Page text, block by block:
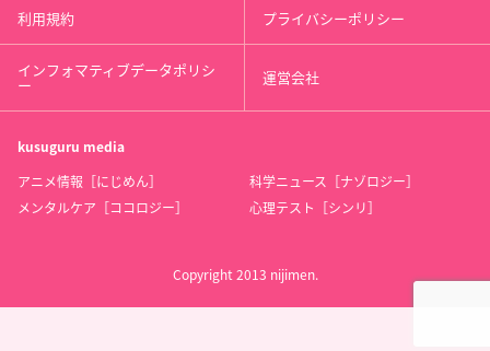
利用規約 プライバシーポリシー
インフォマティブデータポリシ
ー 運営会社
kusuguru media
アニメ情報［にじめん］
科学ニュース［ナゾロジー］
メンタルケア［ココロジー］
心理テスト［シンリ］
Copyright 2013 nijimen.